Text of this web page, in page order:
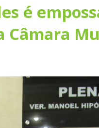
é
Câmara